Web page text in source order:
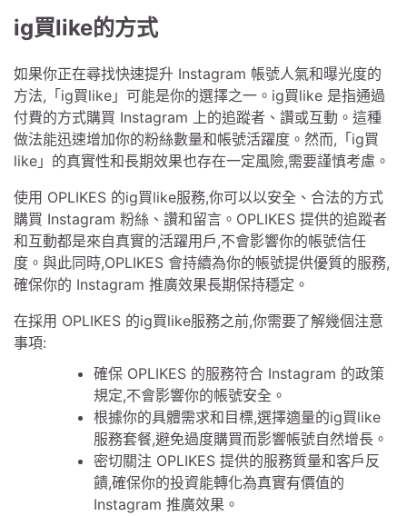
ig買like的方式
如果你正在尋找快速提升 Instagram 帳號人氣和曝光度的
方法,「ig買like」可能是你的選擇之一。ig買like 是指通過
付費的方式購買 Instagram 上的追蹤者、讚或互動。這種
做法能迅速增加你的粉絲數量和帳號活躍度。然而,「ig買
like」的真實性和長期效果也存在一定風險,需要謹慎考慮。
使用 OPLIKES 的ig買like服務,你可以以安全、合法的方式
購買 Instagram 粉絲、讚和留言。OPLIKES 提供的追蹤者
和互動都是來自真實的活躍用戶,不會影響你的帳號信任
度。與此同時,OPLIKES 會持續為你的帳號提供優質的服務,
確保你的 Instagram 推廣效果長期保持穩定。
在採用 OPLIKES 的ig買like服務之前,你需要了解幾個注意
事項:
確保 OPLIKES 的服務符合 Instagram 的政策
規定,不會影響你的帳號安全。
根據你的具體需求和目標,選擇適量的ig買like
服務套餐,避免過度購買而影響帳號自然增長。
密切關注 OPLIKES 提供的服務質量和客戶反
饋,確保你的投資能轉化為真實有價值的
Instagram 推廣效果。